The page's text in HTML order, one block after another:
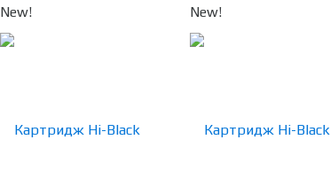
New! New!